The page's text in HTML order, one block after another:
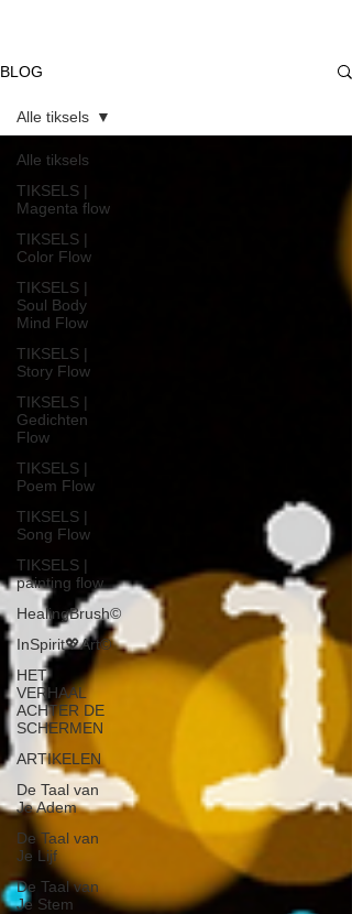
BLOG
Alle tiksels
TIKSELS |
Magenta flow
TIKSELS |
Color Flow
TIKSELS |
Soul Body
Mind Flow
TIKSELS |
Story Flow
TIKSELS |
Gedichten
Flow
TIKSELS |
Poem Flow
TIKSELS |
Song Flow
TIKSELS |
painting flow
HealingBrush©
InSpirit💖Art©
HET
VERHAAL
ACHTER DE
SCHERMEN
ARTIKELEN
De Taal van
Je Adem
De Taal van
Je Lijf
De Taal van
Je Stem
Alle tiksels